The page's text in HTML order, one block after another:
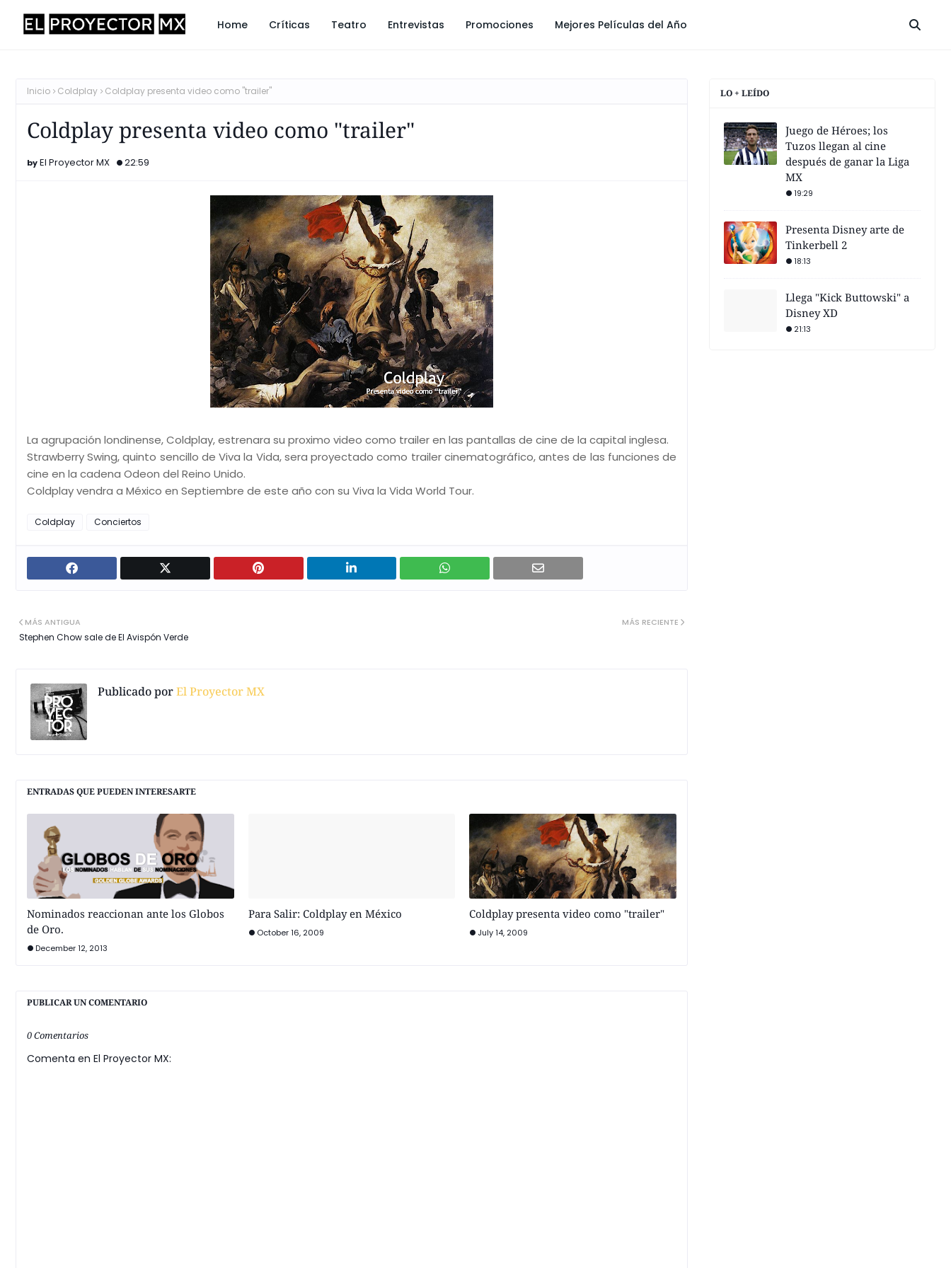
Home Críticas Teatro Entrevistas Promociones Mejores Películas del Año
Inicio Coldplay Coldplay presenta video como "trailer"
Coldplay presenta video como "trailer"
El Proyector MX 22:59
La agrupación londinense, Coldplay, estrenara su proximo video como trailer en las pantallas de cine de la capital inglesa.
Strawberry Swing, quinto sencillo de Viva la Vida, sera proyectado como trailer cinematográfico, antes de las funciones de
cine en la cadena Odeon del Reino Unido.
Coldplay vendra a México en Septiembre de este año con su Viva la Vida World Tour.
Coldplay Conciertos
MÁS RECIENTE
MÁS ANTIGUA
Stephen Chow sale de El Avispón Verde
Publicado porEl Proyector MX
ENTRADAS QUE PUEDEN INTERESARTE
Nominados reaccionan ante los Globos
de Oro.
December 12, 2013
Para Salir: Coldplay en México
October 16, 2009
Coldplay presenta video como "trailer"
July 14, 2009
PUBLICAR UN COMENTARIO
0 Comentarios
Comenta en El Proyector MX:
LO + LEÍDO
Juego de Héroes; los
Tuzos llegan al cine
después de ganar la Liga
MX
19:29
Presenta Disney arte de
Tinkerbell 2
18:13
Llega "Kick Buttowski" a
Disney XD
21:13